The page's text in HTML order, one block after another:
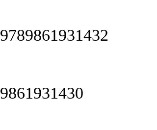
9789861931432
9861931430